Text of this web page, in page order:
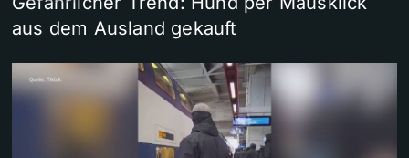
aus dem Ausland gekauft